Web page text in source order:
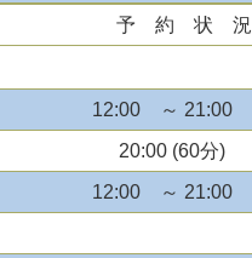
予 約 状 況
12:00 ～ 21:00
20:00 (60分)
12:00 ～ 21:00